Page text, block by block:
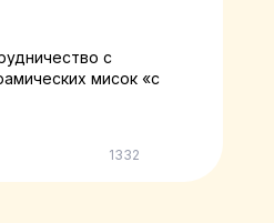
с
мисок «с
1332